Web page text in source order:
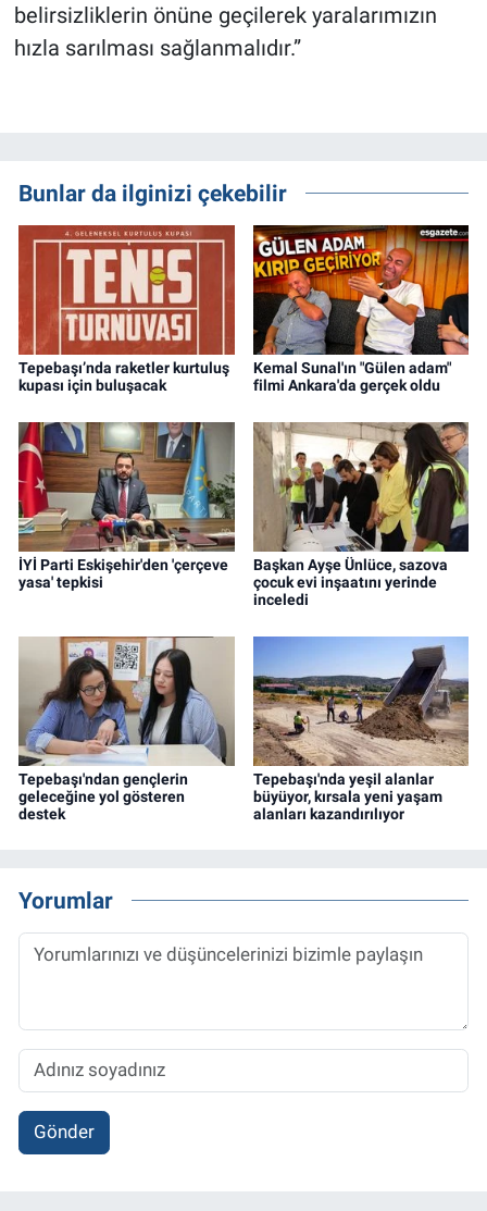
belirsizliklerin önüne geçilerek yaralarımızın
hızla sarılması sağlanmalıdır.”
Bunlar da ilginizi çekebilir
Tepebaşı’nda raketler kurtuluş
kupası için buluşacak
Kemal Sunal'ın "Gülen adam"
filmi Ankara'da gerçek oldu
İYİ Parti Eskişehir'den 'çerçeve
yasa' tepkisi
Başkan Ayşe Ünlüce, sazova
çocuk evi inşaatını yerinde
inceledi
Tepebaşı'ndan gençlerin
geleceğine yol gösteren
destek
Tepebaşı'nda yeşil alanlar
büyüyor, kırsala yeni yaşam
alanları kazandırılıyor
Yorumlar
Gönder